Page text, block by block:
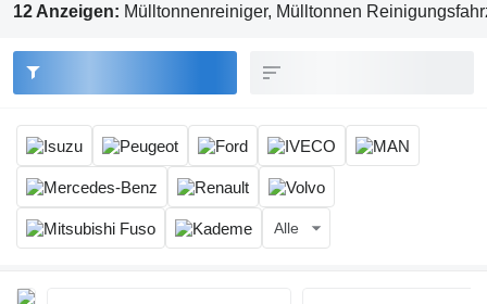
12 Anzeigen: Mülltonnenreiniger, Mülltonnen
Alle